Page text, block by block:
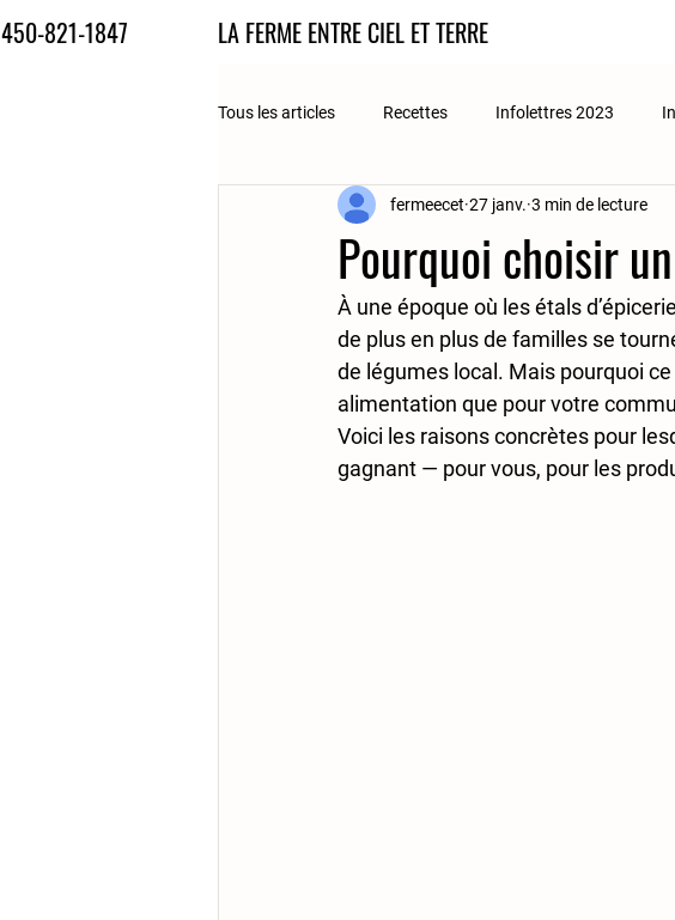
450-821-1847 LA FERME ENTRE CIEL ET TERRE
Tous les articles Recettes Infolettres 2023
Pourquoi choisir
fermeecet 27 janv. 3 min de lecture
À une époque où les étals
de plus en plus de familles se
de légumes local . Mais pourquoi
alimentation que pour votre
Voici les raisons concrètes pour
gagnant — pour vous, pour les